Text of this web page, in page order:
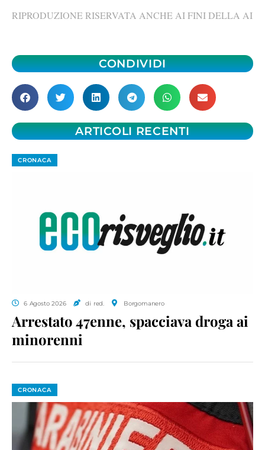
RIPRODUZIONE RISERVATA ANCHE AI FINI DELLA AI
CONDIVIDI
ARTICOLI RECENTI
CRONACA
6 Agosto 2026 di red. Borgomanero
Arrestato 47enne, spacciava droga ai
minorenni
CRONACA